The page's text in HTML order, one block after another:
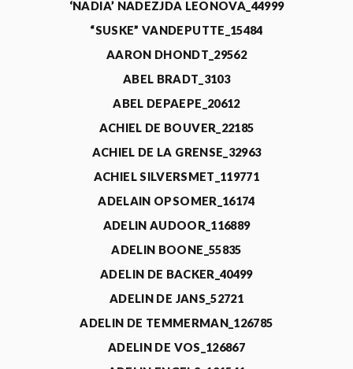
‘NADIA’ NADEZJDA LEONOVA_44999
“SUSKE” VANDEPUTTE_15484
AARON DHONDT_29562
ABEL BRADT_3103
ABEL DEPAEPE_20612
ACHIEL DE BOUVER_22185
ACHIEL DE LA GRENSE_32963
ACHIEL SILVERSMET_119771
ADELAIN OPSOMER_16174
ADELIN AUDOOR_116889
ADELIN BOONE_55835
ADELIN DE BACKER_40499
ADELIN DE JANS_52721
ADELIN DE TEMMERMAN_126785
ADELIN DE VOS_126867